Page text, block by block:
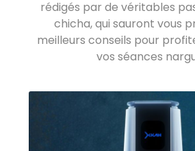
rédigés par de véritables
chicha, qui sauront vous
meilleurs conseils pour
vos séances